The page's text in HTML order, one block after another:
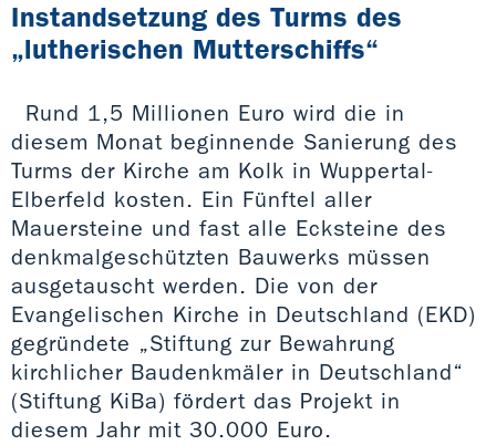
Instandsetzung des Turms des
„lutherischen Mutterschiffs“
Rund 1,5 Millionen Euro wird die in
diesem Monat beginnende Sanierung des
Turms der Kirche am Kolk in Wuppertal-
Elberfeld kosten. Ein Fünftel aller
Mauersteine und fast alle Ecksteine des
denkmalgeschützten Bauwerks müssen
ausgetauscht werden. Die von der
Evangelischen Kirche in Deutschland (EKD)
gegründete „Stiftung zur Bewahrung
kirchlicher Baudenkmäler in Deutschland“
(Stiftung KiBa) fördert das Projekt in
diesem Jahr mit 30.000 Euro.